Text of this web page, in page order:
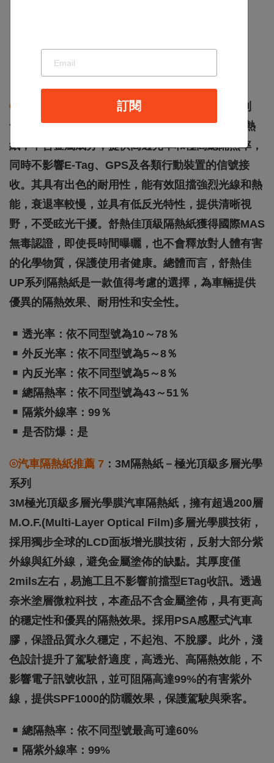
⦾汽車隔熱紙推薦 6
：舒樂佳隔熱紙－奈米UP系列
舒熱佳UP系列是一款利用奈米陶瓷科技製程的隔熱
紙，不含金屬成分，提供高透光率和極高總隔熱率，
同時不影響E-Tag、GPS及各類行動裝置的信號接
收。其具有出色的耐用性，能有效阻擋強烈光線和熱
能，衰退率較慢，並具有低反光特性，提供清晰視
野，不受眩光干擾。舒熱佳頂級隔熱紙獲得國際MAS
無毒認證，即使長時間曝曬，也不會釋放對人體有害
的化學物質，保護使用者健康。總體而言，舒熱佳
UP系列隔熱紙是一款值得考慮的選擇，為車輛提供
優異的隔熱效果、耐用性和安全性。
透光率：依不同型號為10～78％
外反光率：依不同型號為5～8％
內反光率：依不同型號為5～8％
總隔熱率：依不同型號為43～51％
隔紫外線率：99％
是否防爆：是
⦾汽車隔熱紙推薦 7 ：3M隔熱紙－極光頂級多層光學
系列
3M極光頂級多層光學膜汽車隔熱紙，擁有超過200層
M.O.F.(Multi-Layer Optical Film)多層光學膜技術，
採用獨步全球的LCD面板增光膜技術，反射大部分紫
外線與紅外線，避免金屬塗佈的缺點。其厚度僅
2mils左右，易施工且不影響前擋型eTag收訊。透過
奈米塗層微粒科技，本產品不含金屬塗佈，具有更高
的穩定性和優異的隔熱效果。採用PSA感壓式汽車
膠，保證品質永久穩定，不起泡、不脫膠。此外，淺
色設計提升了駕駛舒適度，高透光、高隔熱效能，不
影響電子訊號收訊，並可阻隔高達99%的有害紫外
線，提供SPF1000的防曬效果，保護駕駛與乘客。
總隔熱率：依不同型號最高可達60%
隔紫外線率：99%
訂閱